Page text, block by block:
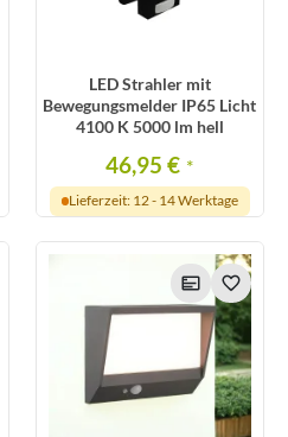
LED Strahler mit
Bewegungsmelder IP65 Licht
4100 K 5000 lm hell
46,95 € *
Lieferzeit: 12 - 14 Werktage